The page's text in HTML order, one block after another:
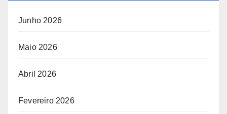
Junho 2026
Maio 2026
Abril 2026
Fevereiro 2026